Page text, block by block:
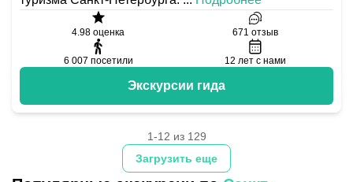
4.98 оценка 671 отзыв
6 007 посетили 12 лет с нами
Экскурсии гида
Загрузить еще
1-12 из 129